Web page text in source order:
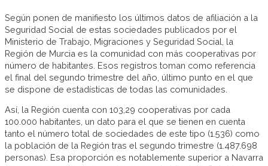
Según ponen de manifiesto los últimos datos de afiliación a la
Seguridad Social de estas sociedades publicados por el
Ministerio de Trabajo, Migraciones y Seguridad Social, la
Región de Murcia es la comunidad con más cooperativas por
número de habitantes. Esos registros toman como referencia
el final del segundo trimestre del año, último punto en el que
se dispone de estadísticas de todas las comunidades.
Así, la Región cuenta con 103,29 cooperativas por cada
100.000 habitantes, un dato para el que se tienen en cuenta
tanto el número total de sociedades de este tipo (1.536) como
la población de la Región tras el segundo trimestre (1.487.698
personas). Esa proporción es notablemente superior a Navarra